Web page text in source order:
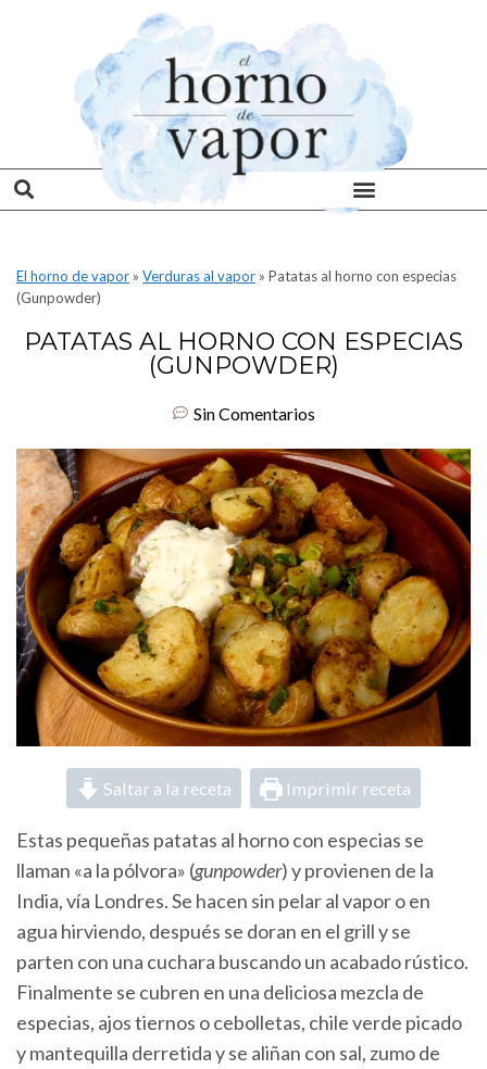
El horno de vapor » Verduras al vapor » Patatas al horno con especias
(Gunpowder)
PATATAS AL HORNO CON ESPECIAS
(GUNPOWDER)
Sin Comentarios
Saltar a la receta Imprimir receta
Estas pequeñas patatas al horno con especias se
llaman «a la pólvora» (gunpowder) y provienen de la
India, vía Londres. Se hacen sin pelar al vapor o en
agua hirviendo, después se doran en el grill y se
parten con una cuchara buscando un acabado rústico.
Finalmente se cubren en una deliciosa mezcla de
especias, ajos tiernos o cebolletas, chile verde picado
y mantequilla derretida y se aliñan con sal, zumo de